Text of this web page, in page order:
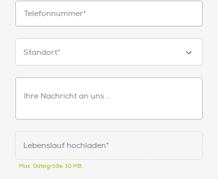
Telefonnummer
Standorte
Standort*
Freitext
Nachricht
Lebenslauf hochladen*
Max. Dateigröße: 10 MB.